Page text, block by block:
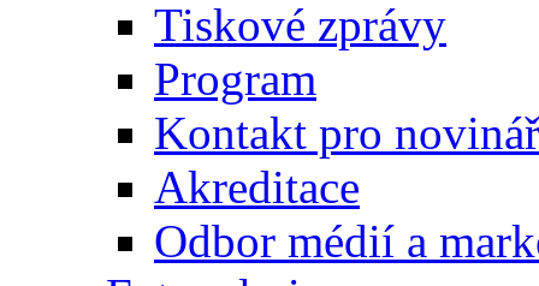
Tiskové zprávy
Program
Kontakt pro
Akreditace
Odbor médií a